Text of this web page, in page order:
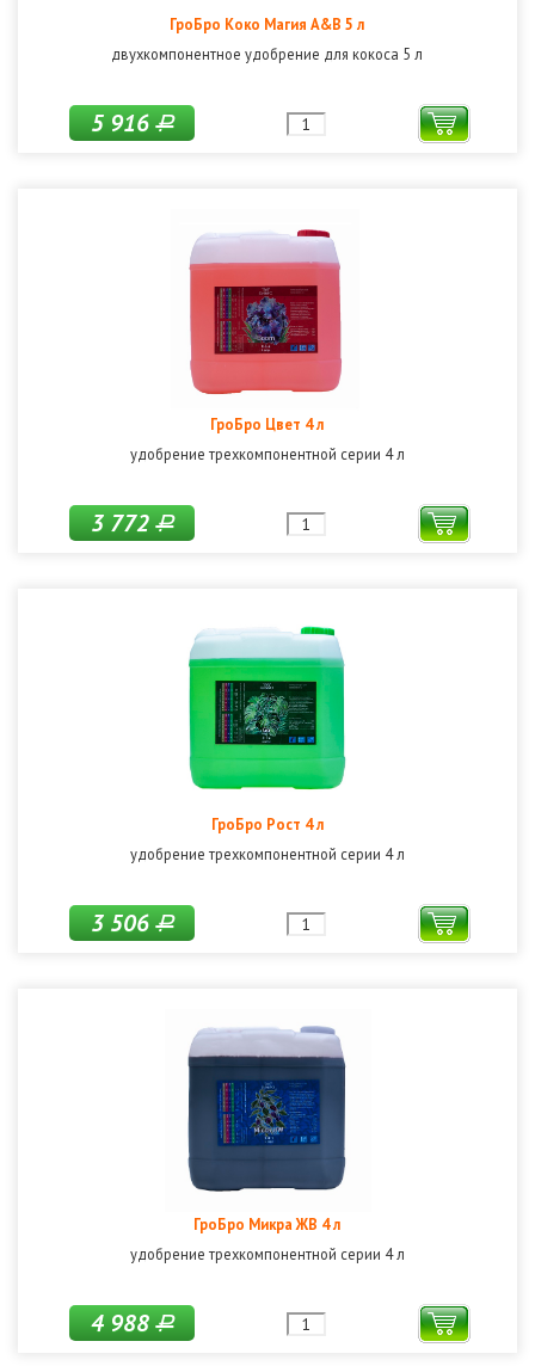
ГроБро Коко Магия A&B 5 л
двухкомпонентное удобрение для кокоса 5 л
5 916Р
ГроБро Цвет 4 л
удобрение трехкомпонентной серии 4 л
3 772Р
ГроБро Рост 4 л
удобрение трехкомпонентной серии 4 л
3 506Р
ГроБро Микра ЖВ 4 л
удобрение трехкомпонентной серии 4 л
4 988Р